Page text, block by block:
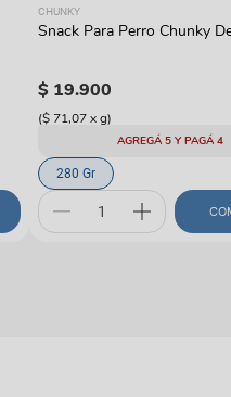
CHUNKY
Snack Para Perro Chunky
$ 19.900
($ 71,07xg)
AGREGÁ 5 Y PAGÁ 4
280 Gr